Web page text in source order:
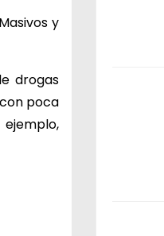
y
drogas
poca